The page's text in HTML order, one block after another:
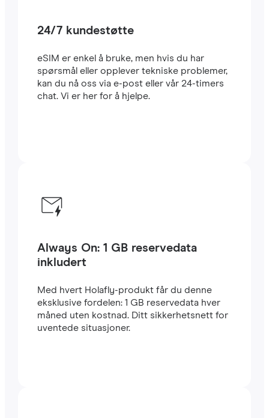
24/7 kundestøtte
eSIM er enkel å bruke, men hvis du har
spørsmål eller opplever tekniske problemer,
kan du nå oss via e-post eller vår 24-timers
chat. Vi er her for å hjelpe.
Always On: 1 GB reservedata
inkludert
Med hvert Holafly-produkt får du denne
eksklusive fordelen: 1 GB reservedata hver
måned uten kostnad. Ditt sikkerhetsnett for
uventede situasjoner.